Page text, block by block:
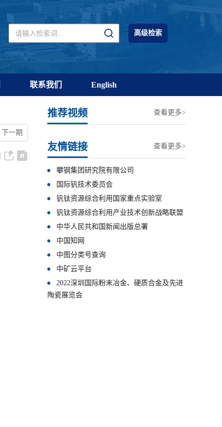
高级检索
联系我们 English
下一期
推荐视频 查看更多>
友情链接 查看更多>
攀钢集团研究院有限公司
国际钒技术委员会
钒钛资源综合利用国家重点实验室
钒钛资源综合利用产业技术创新战略联盟
中华人民共和国新闻出版总署
中国知网
中图分类号查询
中矿云平台
2022深圳国际粉末冶金、硬质合金及先进
陶瓷展览会